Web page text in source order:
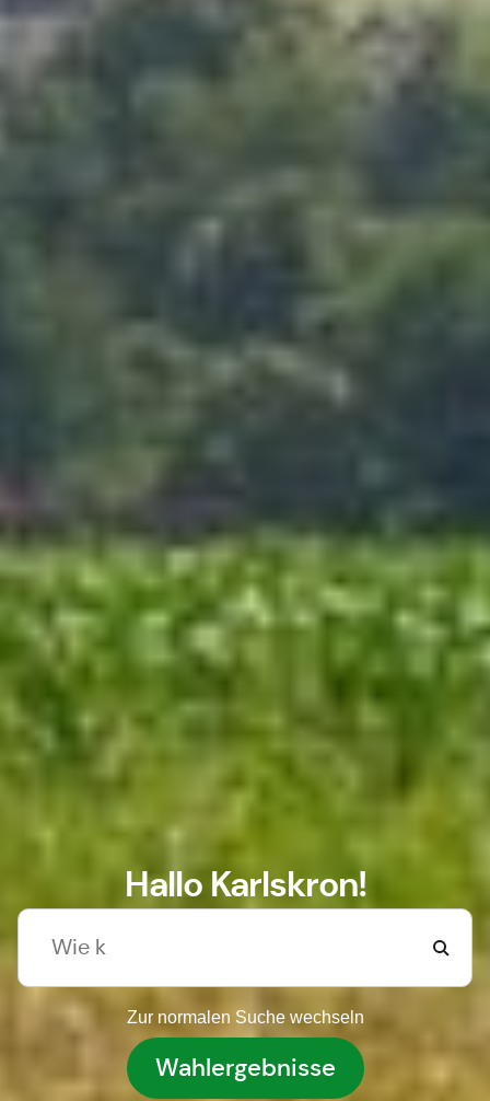
Hallo Karlskron!
Zur normalen Suche wechseln
Wahlergebnisse